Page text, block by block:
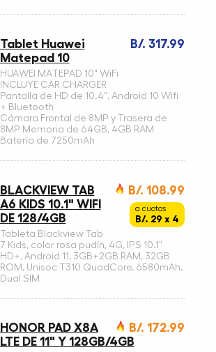
B/. 317.99
Tablet Huawei
Matepad 10
HUAWEI MATEPAD 10" WiFi
INCLUYE CAR CHARGER
Pantalla de HD de 10.4", Android 10 Wifi
+ Bluetooth
Cámara Frontal de 8MP y Trasera de
8MP Memoria de 64GB, 4GB RAM
Batería de 7250mAh
B/. 108.99
a cuotas
B/. 29 x 4
BLACKVIEW TAB
A6 KIDS 10.1" WIFI
DE 128/4GB
Tableta Blackview Tab
7 Kids, color rosa pudín, 4G, IPS 10.1"
HD+, Android 11, 3GB+2GB RAM, 32GB
ROM, Unisoc T310 QuadCore, 6580mAh,
Dual SIM
B/. 172.99
HONOR PAD X8A
LTE DE 11" Y 128GB/4GB